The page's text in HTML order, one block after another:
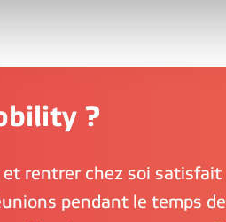
?
rentrer chez soi satisfait
pendant le temps